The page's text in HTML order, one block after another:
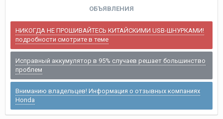
ОБЪЯВЛЕНИЯ
НИКОГДА НЕ ПРОШИВАЙТЕСЬ КИТАЙСКИМИ USB-ШНУРКАМИ!
подробности смотрите в теме
Исправный аккумулятор в 95% случаев решает большинство
проблем
Вниманию владельцев! Информация о отзывных компаниях
Honda